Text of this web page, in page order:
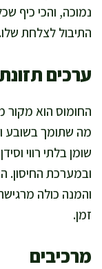
נמוכה, והכי כיף
התיבול לצלחת שלו.
ערכים
החומוס הוא מקור
מה שתומך בשובע
שומן בלתי רווי
והמנה כולה
זמן.
מרכיבים